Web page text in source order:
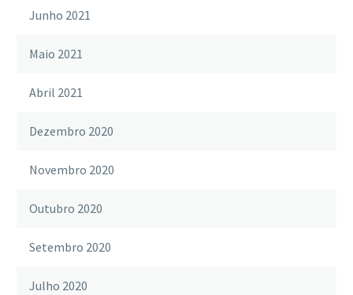
Junho 2021
Maio 2021
Abril 2021
Dezembro 2020
Novembro 2020
Outubro 2020
Setembro 2020
Julho 2020